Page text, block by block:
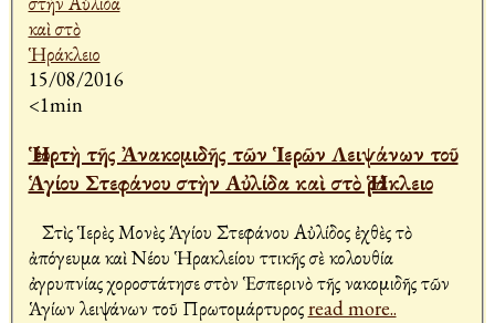
15/08/2016
<1min
Ἡ ἑορτὴ τῆς Ἀνακομιδῆς τῶν Ἱερῶν Λειψάνων τοῦ
Ἁγίου Στεφάνου στὴν Αὐλίδα καὶ στὸ Ἡράκλειο
Στὶς Ἱερὲς Μονὲς Ἁγίου Στεφάνου Αὐλίδος ἐχθὲς τὸ
ἀπόγευμα καὶ Νέου Ἡρακλείου Ἀττικῆς σὲ Ἀκολουθία
ἀγρυπνίας χοροστάτησε στὸν Ἑσπερινὸ τῆς Ἀνακομιδῆς τῶν
Ἁγίων λειψάνων τοῦ Πρωτομάρτυροςread more..